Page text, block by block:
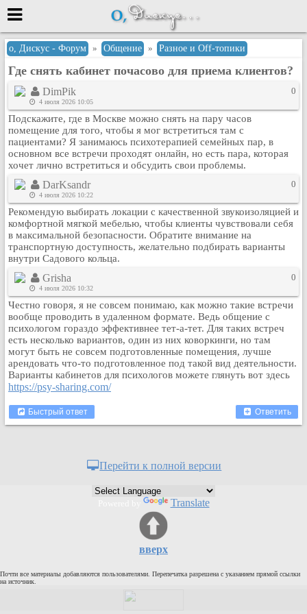
Меню
или войти через
Вход с 7ooo.ru
Регистрация
Забыли пароль?
Данные авторизации одинаковые с
сайтом 7ooo.ru
Форумы
Главная
Поиск
Новые сообщения
Беседы
Игры
Кулинария
Физкультура и спорт
Видео и Кино
Авто. Мото.
Космос
Домашние питомцы
Медицина
Дело
о, Дискус - Форум » Общение » Разное и Оff-топики
Где снять кабинет почасово для приема клиентов?
DimPik
4 июля 2026 10:05
0
Подскажите, где в Москве можно снять на пару часов
помещение для того, чтобы я мог встретиться там с
пациентами? Я занимаюсь психотерапией семейных пар, в
основном все встречи проходят онлайн, но есть пара, которая
хочет лично встретиться и обсудить свои проблемы.
DarKsandr
4 июля 2026 10:22
0
Рекомендую выбирать локации с качественной звукоизоляцией и
комфортной мягкой мебелью, чтобы клиенты чувствовали себя
в максимальной безопасности. Обратите внимание на
транспортную доступность, желательно подбирать варианты
внутри Садового кольца.
Grisha
4 июля 2026 10:32
0
Честно говоря, я не совсем понимаю, как можно такие встречи
вообще проводить в удаленном формате. Ведь общение с
психологом гораздо эффективнее тет-а-тет. Для таких встреч
есть несколько вариантов, один из них коворкинги, но там
могут быть не совсем подготовленные помещения, лучше
арендовать что-то подготовленное под такой вид деятельности.
Варианты кабинетов для психологов можете глянуть вот здесь
https://psy-sharing.com/
Быстрый ответ Ответить
Перейти к полной версии
Translate
вверх
Почти все материалы добавляются пользователями. Перепечатка разрешена с указанием прямой ссылки
на источник.